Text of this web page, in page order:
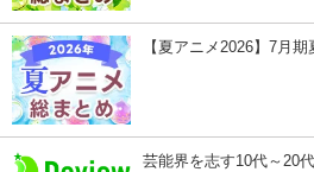
【夏アニメ2026】7月
芸能界を志す10代～20